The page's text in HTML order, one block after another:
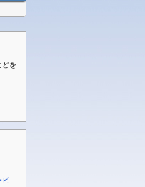
どを
ビ